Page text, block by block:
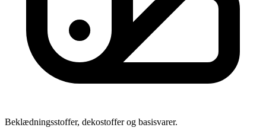
Beklædningsstoffer, dekostoffer og basisvarer.